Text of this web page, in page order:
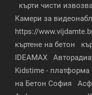
кърти чисти
Камери за
https://
къртене на бетон
IDEAMAX
Kidstime - платформа
на Бетон София